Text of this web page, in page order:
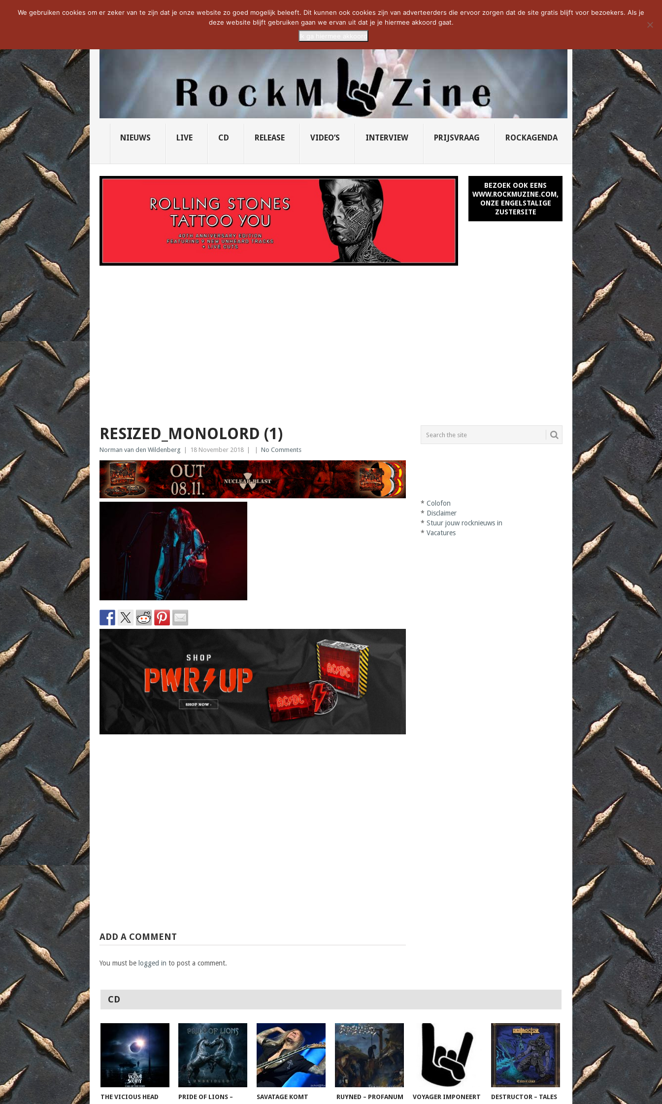
NOW TRENDING: THE VICIOUS HEAD SOCIETY... PRIDE OF LIONS – U... SAVATAGE KOMT TERUG IN 0... CD VAN DE WEEK: SLEEPING...
NIEUWS LIVE CD RELEASE VIDEO’S INTERVIEW PRIJSVRAAG ROCKAGENDA
BEZOEK OOK EENS
WWW.ROCKMUZINE.COM,
ONZE ENGELSTALIGE
ZUSTERSITE
RESIZED_MONOLORD (1)
Norman van den Wildenberg 18 November 2018 No Comments
ADD A COMMENT
You must be logged in to post a comment.
*Colofon
* Disclaimer
*Stuur jouw rocknieuws in
*Vacatures
CD
THE VICIOUS HEAD
PRIDE OF LIONS –
SAVATAGE KOMT
RUYNED – PROFANUM
VOYAGER IMPONEERT
DESTRUCTOR – TALES
We gebruiken cookies om er zeker van te zijn dat je onze website zo goed mogelijk beleeft. Dit kunnen ook cookies zijn van adverteerders die ervoor zorgen dat de site gratis blijft voor bezoekers. Als je
deze website blijft gebruiken gaan we ervan uit dat je je hiermee akkoord gaat.
Ik ga hiermee akkoord